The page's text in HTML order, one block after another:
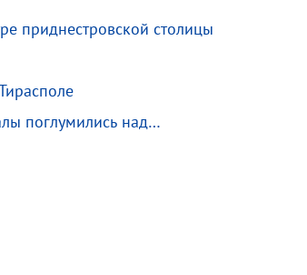
приднестровской столицы
поглумились над…